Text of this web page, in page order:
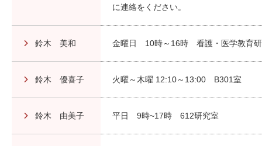
に連絡をください。
鈴木 美和 金曜日 10時～16時 看護・医学教育研
鈴木 優喜子 火曜～木曜 12:10～13:00 B301室
鈴木 由美子 平日 9時~17時 612研究室